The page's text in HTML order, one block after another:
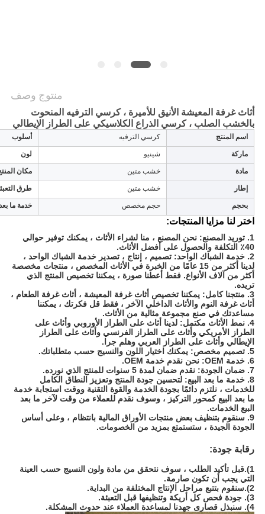
منتوج وصف
أثاث غرفة المعيشة الأنيق للأميرة ، كرسي الترفيه المنحوت
بالخشب الصلب ، كرسي الذراع الكلاسيكي على الطراز الإيطالي
اسم المنتج كرسي الترفيه أسلوب
ماركة شينيو لون
مادة خشب متين مكان
إطار خشب متين طرق
بحجم حجم مخصص خدمة ما
اختر لنا مزايا المنتجات:
1. توريد المصنع: نحن المصنع ، منا لشراء الأثاث ، يمكنك توفير حوالي
40٪ التكلفة والحصول على أفضل الأثاث.
2. خدمة الشباك الواحد: تصميم ، إنتاج ، تصدير خدمة الشباك الواحد ،
لدينا أكثر من 15 عامًا من الخبرة في الأثاث المخصص ، منتجات مخصصة
أكثر من آلاف الأنواع. فقط أعطنا صورة ، يمكننا تخصيص المنتج الذي
تريده.
3. منتجنا كامل: يمكننا تخصيص أثاث غرفة المعيشة ، أثاث غرفة الطعام ،
أثاث غرفة النوم والأثاث الداخلي الآخر ، فقط قل فكرتك ، يمكننا
مساعدتك في صنع مجموعة مثالية من الأثاث.
4. نمط الأثاث مكتمل: لدينا أثاث على الطراز الأوروبي وأثاث على
الطراز الأمريكي وأثاث على الطراز الفرنسي وأثاث على الطراز
الإيطالي وأثاث على الطراز العربي وهلم جرا.
5. تصميم مخصص: يمكنك اختيار اللون والنسيج حسب متطلباتك.
6. خدمة OEM: نحن نقدم خدمة OEM.
7. ضمان الجودة: نقدم ضمان لمدة 5 سنوات للمنتج الذي نورده.
8. خدمة ما بعد البيع: لتحسين جودة المنتج وتعزيز النطاق الكامل
للخدمات ، نلتزم دائمًا بجودة الخدمة والقوة التقنية ووقت استجابة خدمة
ما بعد البيع كمحور التركيز ، وسوف نقدم للعملاء من وقت لآخر ما بعد
البيع الخدمات.
9. سنقوم بتنظيف بعض منتجات الأوراق المالية بانتظام ، وعلى أساس
الجودة الجيدة ، ستستمتع بمزيد من الخصومات.
رقابة جودة:
1).قبل تأكيد الطلب ، سوف نتحقق من مادة ولون النسيج حسب العينة
التي يجب أن تكون صارمة.
2).سنقوم بتتبع مراحل الإنتاج المختلفة من البداية.
3). جودة فحص كل أريكة وتنظيفها قبل التعبئة.
4). سنبذل قصارى جهدنا لمساعدة العملاء عند حدوث المشكلة.